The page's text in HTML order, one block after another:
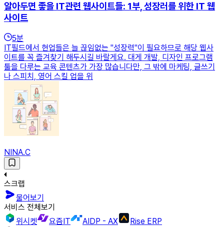
알아두면 좋을 IT관련 웹사이트들: 1부, 성장러를 위한 IT 웹
사이트
5분
IT필드에서 현업들은 늘 끊임없는 "성장력"이 필요하므로 해당 웹사
이트를 꼭 즐겨찾기 해두시길 바랄게요. 대게 개발, 디자인 프로그램
툴을 다루는 교육 콘텐츠가 가장 많습니다만, 그 밖에 마케팅, 글쓰기
나 스피치, 영어 스킬 업을 위
NINA.C
스크랩
물어보기
서비스 전체보기
위시켓
요즘IT AIDP - AX Rise ERP